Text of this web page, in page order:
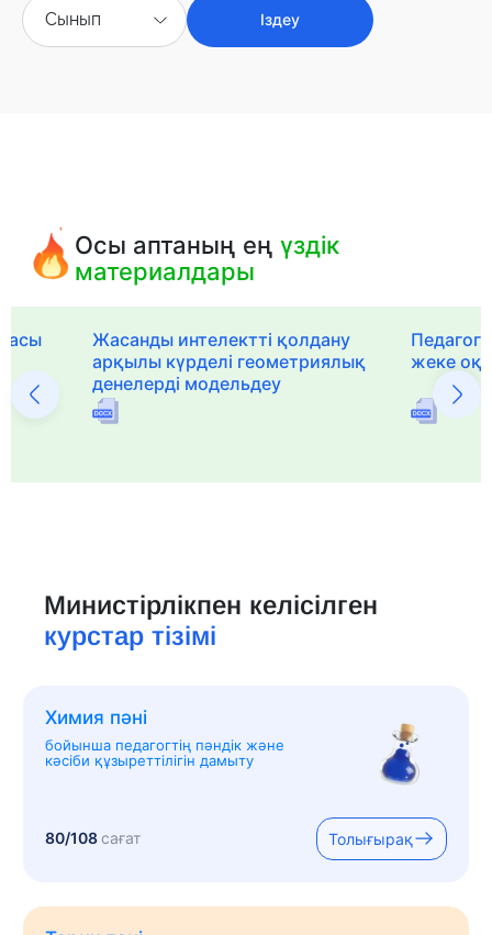
Сынып Іздеу
Осы аптаның еңүздік
материалдары
Жасанды интелектті қолдану
арқылы күрделі геометриялық
денелерді модельдеу
жеке
Министірлікпен келісілген
курстар тізімі
Химия пәні
бойынша педагогтің пәндік және
кәсіби құзыреттілігін дамыту
80/108сағат Толығырақ